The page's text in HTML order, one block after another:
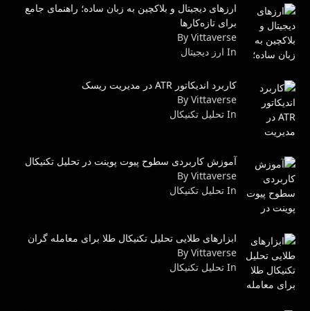
ارزهای دیجیتال و بلاکچین به زبان ساده؛ راهنمای جامع
برای تازه‌کارها
By Vittaverse
In ارز دیجیتال
کاربرد اندیکاتور ATR در مدیریت ریسک
By Vittaverse
In تحليل تكنيكال
آموزش کاربردی سطوح پیوت پوینت در تحلیل تکنیکال
By Vittaverse
In تحليل تكنيكال
ابزارهای طلایی تحلیل تکنیکال طلا برای معامله گران
By Vittaverse
In تحليل تكنيكال